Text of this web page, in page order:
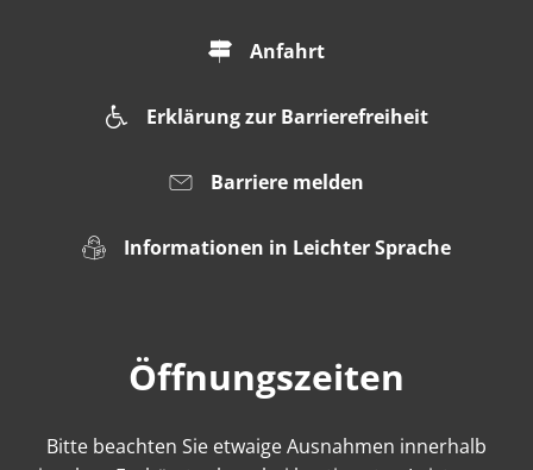
Anfahrt
Erklärung zur Barrierefreiheit
Barriere melden
Informationen in Leichter Sprache
Öffnungszeiten
Bitte beachten Sie etwaige Ausnahmen innerhalb